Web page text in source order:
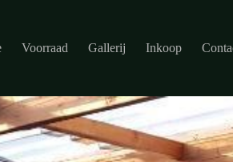
Voorraad Gallerij Inkoop